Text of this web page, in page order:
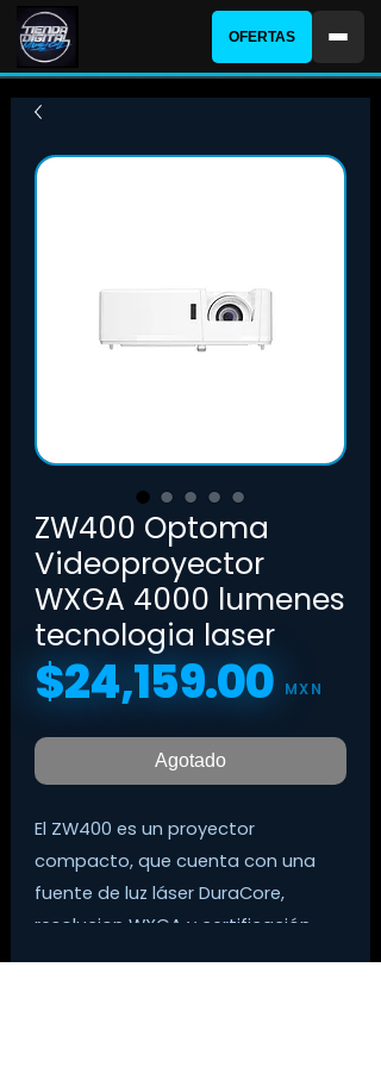
OFERTAS
ZW400 Optoma
Videoproyector
WXGA 4000 lumenes
tecnologia laser
$24,159.00 MXN
Agotado
El ZW400 es un proyector
compacto, que cuenta con una
fuente de luz láser DuraCore,
resolucion WXGA y certificación
IP6X. Diseñado para un